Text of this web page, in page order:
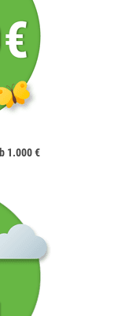
1.000 €